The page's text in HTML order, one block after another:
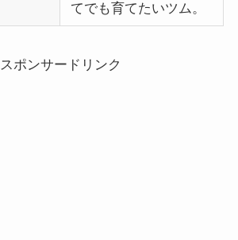
てでも育てたいツム。
スポンサードリンク